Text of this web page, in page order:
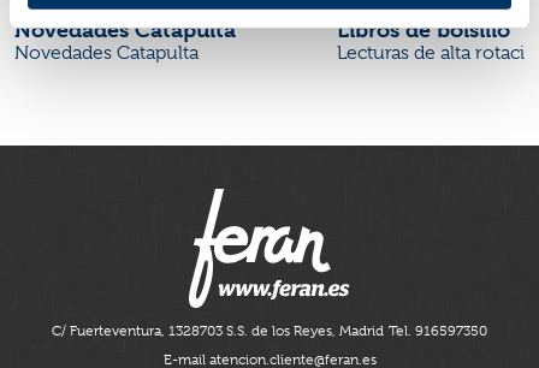
Novedades Catapulta
Novedades Catapulta
Libros de bolsillo
Lecturas de alta
C/ Fuerteventura, 1328703 S.S. de los Reyes, Madrid Tel. 916597350
E-mail atencion.cliente@feran.es